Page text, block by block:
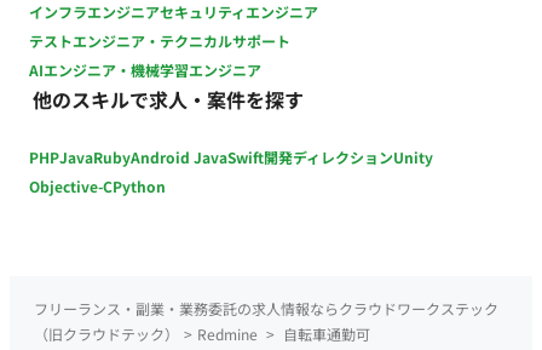
インフラエンジニアセキュリティエンジニア
テストエンジニア・テクニカルサポート
AIエンジニア・機械学習エンジニア
他のスキルで求人・案件を探す
PHPJavaRubyAndroid JavaSwift開発ディレクションUnity
Objective-CPython
フリーランス・副業・業務委託の求人情報ならクラウドワークステック
（旧クラウドテック）
> Redmine > 自転車通勤可